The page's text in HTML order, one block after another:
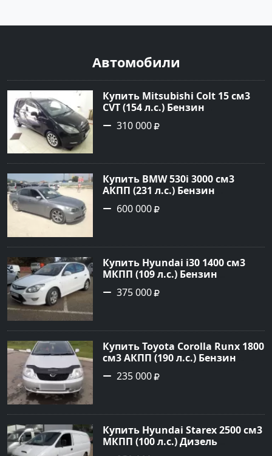
Автомобили
Купить Mitsubishi Colt 15 см3
CVT (154 л.с.) Бензин
турбонаддув в Краснодар:
цвет Чёрный металик Хетчбэк
сайте Авторынок23
310 000
Купить BMW 530i 3000 см3
АКПП (231 л.с.) Бензин
инжектор в Новороссийск:
цвет серый Седан 2004 года по
Авторынок23
600 000
Купить Hyundai i30 1400 см3
МКПП (109 л.с.) Бензин
инжектор в Кропоткин: цвет
белый Хетчбэк 2011 года по
Авторынок23
375 000
Купить Toyota Corolla Runx 1800
см3 АКПП (190 л.с.) Бензин
инжектор в Тихорецк: цвет
Серый Хетчбэк 2002 года по
Авторынок23
235 000
Купить Hyundai Starex 2500 см3
МКПП (100 л.с.) Дизель
турбонаддув в Краснодар: